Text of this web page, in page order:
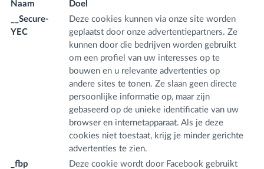
Naam Doel
__Secure-
YEC
Deze cookies kunnen via onze site worden
geplaatst door onze advertentiepartners. Ze
kunnen door die bedrijven worden gebruikt
om een profiel van uw interesses op te
bouwen en u relevante advertenties op
andere sites te tonen. Ze slaan geen directe
persoonlijke informatie op, maar zijn
gebaseerd op de unieke identificatie van uw
browser en internetapparaat. Als je deze
cookies niet toestaat, krijg je minder gerichte
advertenties te zien.
_fbp
Deze cookie wordt door Facebook gebruikt